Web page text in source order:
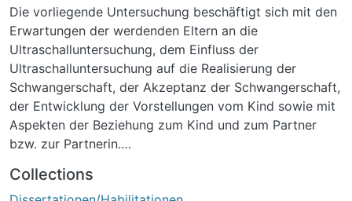
Die vorliegende Untersuchung beschäftigt sich mit den
Erwartungen der werdenden Eltern an die
Ultraschalluntersuchung, dem Einfluss der
Ultraschalluntersuchung auf die Realisierung der
Schwangerschaft, der Akzeptanz der Schwangerschaft,
der Entwicklung der Vorstellungen vom Kind sowie mit
Aspekten der Beziehung zum Kind und zum Partner
bzw. zur Partnerin.
10.-16. Schwangerschaftswoche und in der 30.-36.
Collections